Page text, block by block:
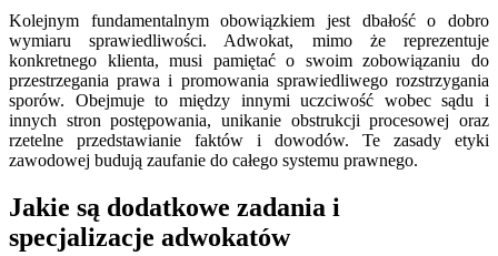
Kolejnym fundamentalnym obowiązkiem jest dbałość o dobro
wymiaru sprawiedliwości. Adwokat, mimo że reprezentuje
konkretnego klienta, musi pamiętać o swoim zobowiązaniu do
przestrzegania prawa i promowania sprawiedliwego rozstrzygania
sporów. Obejmuje to między innymi uczciwość wobec sądu i
innych stron postępowania, unikanie obstrukcji procesowej oraz
rzetelne przedstawianie faktów i dowodów. Te zasady etyki
zawodowej budują zaufanie do całego systemu prawnego.
Jakie są dodatkowe zadania i
specjalizacje adwokatów